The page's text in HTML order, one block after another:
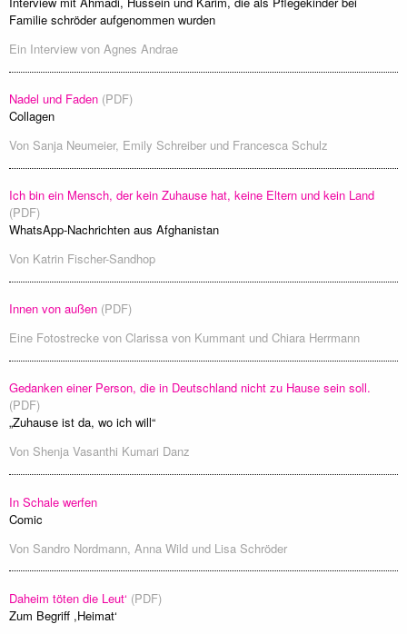
Familie schröder aufgenommen wurden
Ein Interview von Agnes Andrae
Nadel und Faden (PDF)
Collagen
Von Sanja Neumeier, Emily Schreiber und Francesca Schulz
Ich bin ein Mensch, der kein Zuhause hat, keine Eltern und kein Land
(PDF)
WhatsApp-Nachrichten aus Afghanistan
Von Katrin Fischer-Sandhop
Innen von außen (PDF)
Eine Fotostrecke von Clarissa von Kummant und Chiara Herrmann
Gedanken einer Person, die in Deutschland nicht zu Hause sein soll.
(PDF)
„Zuhause ist da, wo ich will“
Von Shenja Vasanthi Kumari Danz
In Schale werfen
Comic
Von Sandro Nordmann, Anna Wild und Lisa Schröder
Daheim töten die Leut‘ (PDF)
Zum Begriff ,Heimat‘